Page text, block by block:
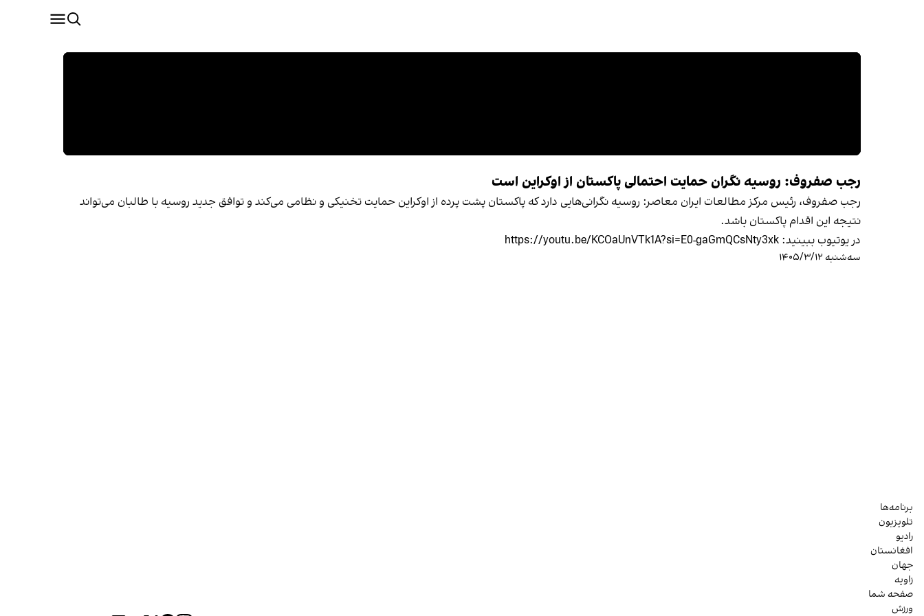
رجب صفروف: روسیه نگران حمایت احتمالی پاکستان از اوکراین است
رجب صفروف، رئیس مرکز مطالعات ایران معاصر: روسیه نگرانی‌هایی دارد که پاکستان پشت پرده از اوکراین حمایت تخنیکی و نظامی می‌کند و توافق جدید روسیه با طالبان می‌تواند
نتیجه این اقدام پاکستان باشد.
در یوتیوب ببينيد: https://youtu.be/KCOaUnVTk1A?si=E0-gaGmQCsNty3xk
سه‌شنبه ۱۴۰۵/۳/۱۲
برنامه‌ها
تلویزیون
رادیو
افغانستان
جهان
زاویه
صفحه شما
ورزش